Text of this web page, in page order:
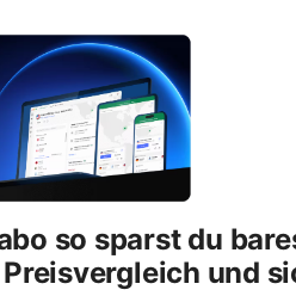
so sparst du
und